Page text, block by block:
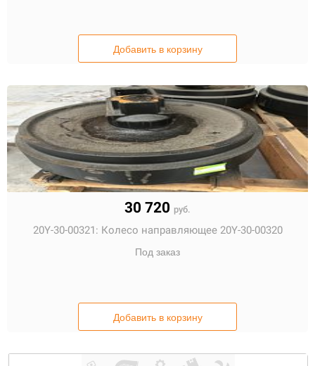
Добавить в корзину
30 720 руб.
20Y-30-00321: Колесо направляющее 20Y-30-00320
Под заказ
Добавить в корзину